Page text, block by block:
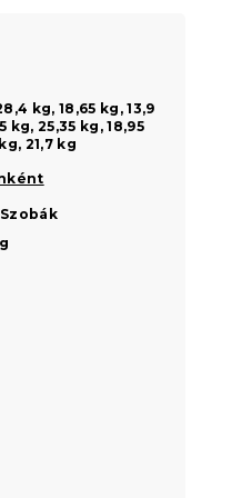
kg, 18,65 kg, 13,9
kg, 25,35 kg, 18,95
21,7 kg